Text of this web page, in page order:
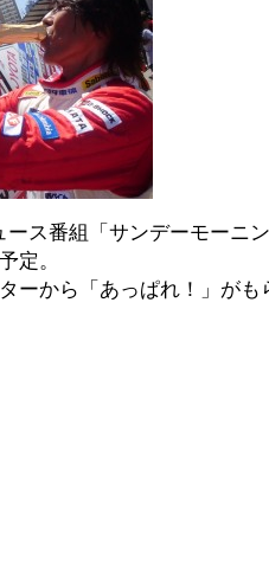
ース番組「サンデーモーニ
定。
ーから「あっぱれ！」がも